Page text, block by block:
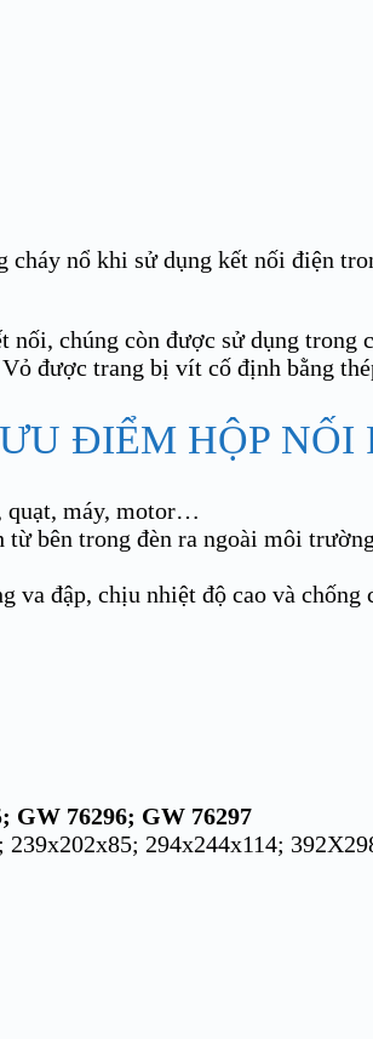
nổ khi sử dụng kết nối điện
chúng còn được sử dụng trong
được trang bị vít cố định bằng
ƯU ĐIỂM HỘP NỐI
quạt, máy, motor…
bên trong đèn ra ngoài môi
va đập, chịu nhiệt độ cao và chống
GW 76296; GW 76297
294x244x114;